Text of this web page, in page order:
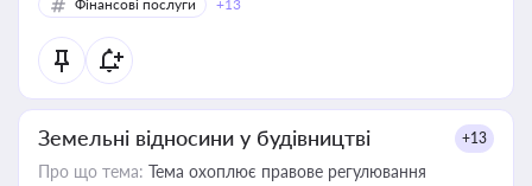
Фінансові послуги
+13
Земельні відносини у будівництві +13
Про що тема: Тема охоплює правове регулювання